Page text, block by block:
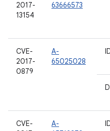
2017-
13154
63666573
CVE-
2017-
0879
A-
65025028
CVE-
A-